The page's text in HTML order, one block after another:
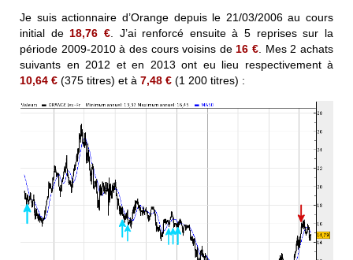
Je suis actionnaire d’Orangedepuis le 21/03/2006 au cours
initial de18,76 €. J’ai renforcé ensuite à 5 reprises sur la
période 2009-2010 à des cours voisins de16 €. Mes 2 achats
suivants en 2012 et en 2013 ont eu lieu respectivement à
10,64 € (375 titres) et à 7,48 € (1 200 titres) :